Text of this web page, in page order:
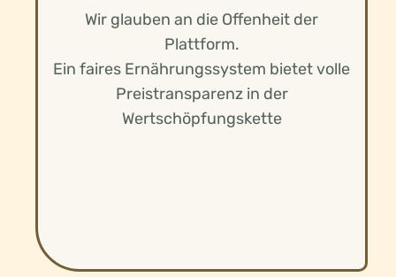
Wir glauben an die Offenheit der
Plattform.
Ein faires Ernährungssystem bietet volle
Preistransparenz in der
Wertschöpfungskette